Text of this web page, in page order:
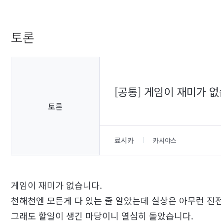
토론
토론
[공통] 게임이 재미가
료시카 카시야스
게임이 재미가 없습니다.
천해천엔 모든게 다 있는 줄 알았는데 실상은 아무런 진
그래도 할일이 생긴 마당이니 열심히 돌았습니다.